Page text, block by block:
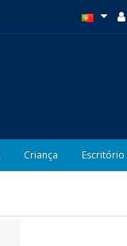
Criança Escritório